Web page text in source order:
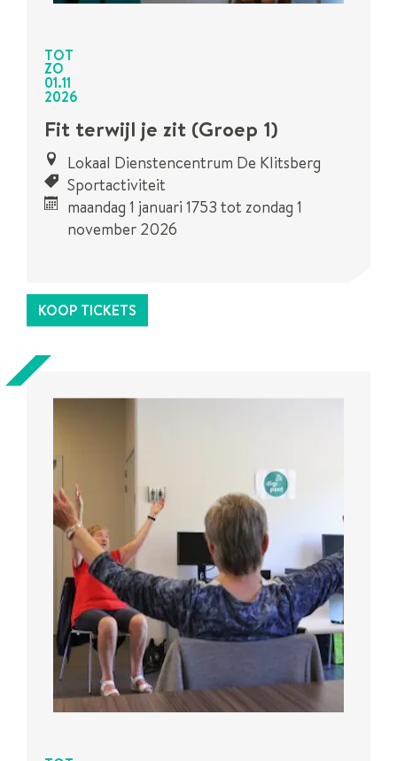
TOT
ZO
01.11
2026
Fit terwijl je zit (Groep 1)
Lokaal Dienstencentrum De Klitsberg
Sportactiviteit
maandag 1 januari 1753 tot zondag 1
november 2026
activiteit.
KOOP TICKETS